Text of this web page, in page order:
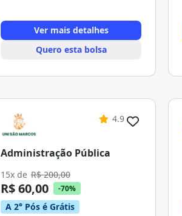
Ver mais detalhes
Quero esta bolsa
4.9
Administração Pública
15x de R$ 200,00
R$ 60,00 -70%
A 2° Pós é Grátis